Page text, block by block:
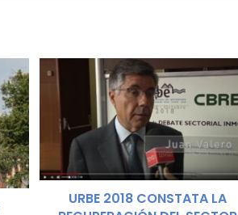
URBE 2018 CONSTATA LA